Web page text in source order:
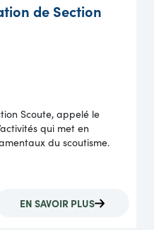
de Section
Scoute, appelé le
qui met en
du scoutisme.
EN SAVOIR PLUS